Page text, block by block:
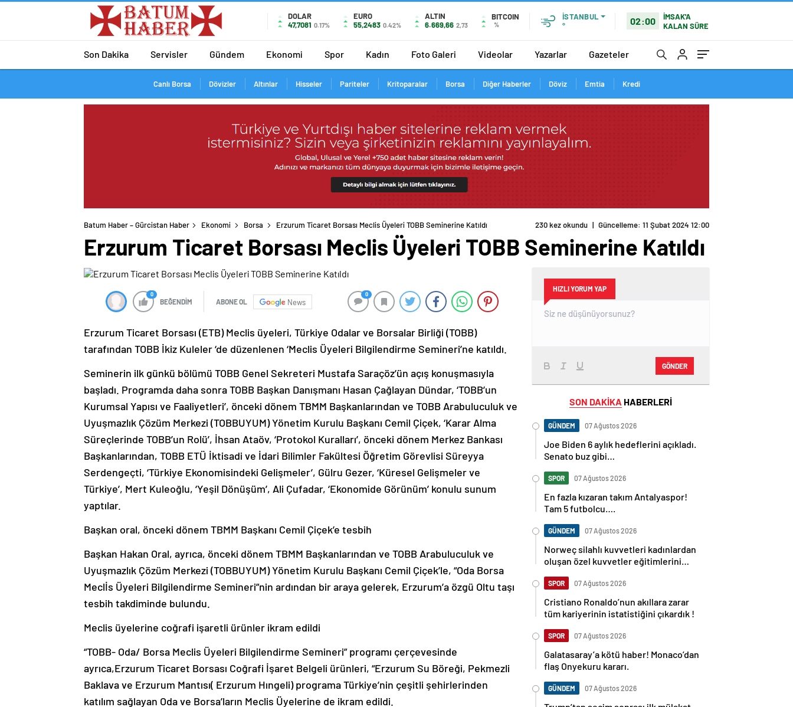
DOLAR
47,7081 0.17%
EURO
55,2483 0.42%
ALTIN
6.669,66 2,73
BITCOIN
%
İSTANBUL
°
02:00
İMSAK'A
KALAN SÜRE
Son Dakika Servisler Gündem Ekonomi Spor Kadın Foto Galeri Videolar Yazarlar Gazeteler
Canlı Borsa Dövizler Altınlar Hisseler Pariteler Kritoparalar Borsa Diğer Haberler Döviz Emtia Kredi
Batum Haber – Gürcistan Haber Ekonomi Borsa Erzurum Ticaret Borsası Meclis Üyeleri TOBB Seminerine Katıldı 230 kez okundu | Güncelleme: 11 Şubat 2024 12:00
Erzurum Ticaret Borsası Meclis Üyeleri TOBB Seminerine Katıldı
0
BEĞENDİM ABONE OL News
0
Erzurum Ticaret Borsası (ETB) Meclis üyeleri, Türkiye Odalar ve Borsalar Birliği (TOBB)
tarafından TOBB İkiz Kuleler ‘de düzenlenen ‘Meclis Üyeleri Bilgilendirme Semineri’ne katıldı.
Seminerin ilk günkü bölümü TOBB Genel Sekreteri Mustafa Saraçöz’ün açış konuşmasıyla
başladı. Programda daha sonra TOBB Başkan Danışmanı Hasan Çağlayan Dündar, ‘TOBB’un
Kurumsal Yapısı ve Faaliyetleri’, önceki dönem TBMM Başkanlarından ve TOBB Arabuluculuk ve
Uyuşmazlık Çözüm Merkezi (TOBBUYUM) Yönetim Kurulu Başkanı Cemil Çiçek, ‘Karar Alma
Süreçlerinde TOBB’un Rolü’, İhsan Ataöv, ‘Protokol Kuralları’, önceki dönem Merkez Bankası
Başkanlarından, TOBB ETÜ İktisadi ve İdari Bilimler Fakültesi Öğretim Görevlisi Süreyya
Serdengeçti, ‘Türkiye Ekonomisindeki Gelişmeler’, Gülru Gezer, ‘Küresel Gelişmeler ve
Türkiye’, Mert Kuleoğlu, ‘Yeşil Dönüşüm’, Ali Çufadar, ‘Ekonomide Görünüm’ konulu sunum
yaptılar.
Başkan oral, önceki dönem TBMM Başkanı Cemil Çiçek’e tesbih
Başkan Hakan Oral, ayrıca, önceki dönem TBMM Başkanlarından ve TOBB Arabuluculuk ve
Uyuşmazlık Çözüm Merkezi (TOBBUYUM) Yönetim Kurulu Başkanı Cemil Çiçek’le, “Oda Borsa
Meclİs Üyeleri Bilgilendirme Semineri”nin ardından bir araya gelerek, Erzurum’a özgü Oltu taşı
tesbih takdiminde bulundu.
Meclis üyelerine coğrafi işaretli ürünler ikram edildi
“TOBB- Oda/ Borsa Meclis Üyeleri Bilgilendirme Semineri” programı çerçevesinde
ayrıca,Erzurum Ticaret Borsası Coğrafi İşaret Belgeli ürünleri, “Erzurum Su Böreği, Pekmezli
Baklava ve Erzurum Mantısı( Erzurum Hıngeli) programa Türkiye’nin çeşitli şehirlerinden
katılım sağlayan Oda ve Borsa’ların Meclis Üyelerine de ikram edildi.
HIZLI YORUM YAP
GÖNDER
SON DAKİKA HABERLERİ
GÜNDEM 07 Ağustos 2026
Joe Biden 6 aylık hedeflerini açıkladı.
Senato buz gibi…
SPOR 07 Ağustos 2026
En fazla kızaran takım Antalyaspor!
Tam 5 futbolcu….
GÜNDEM 07 Ağustos 2026
Norweç silahlı kuvvetleri kadınlardan
oluşan özel kuvvetler eğitimlerini
SPOR 07 Ağustos 2026
Cristiano Ronaldo’nun akıllara zarar
tüm kariyerinin istatistiğini çıkardık !
SPOR 07 Ağustos 2026
Galatasaray’a kötü haber! Monaco’dan
flaş Onyekuru kararı.
GÜNDEM 07 Ağustos 2026